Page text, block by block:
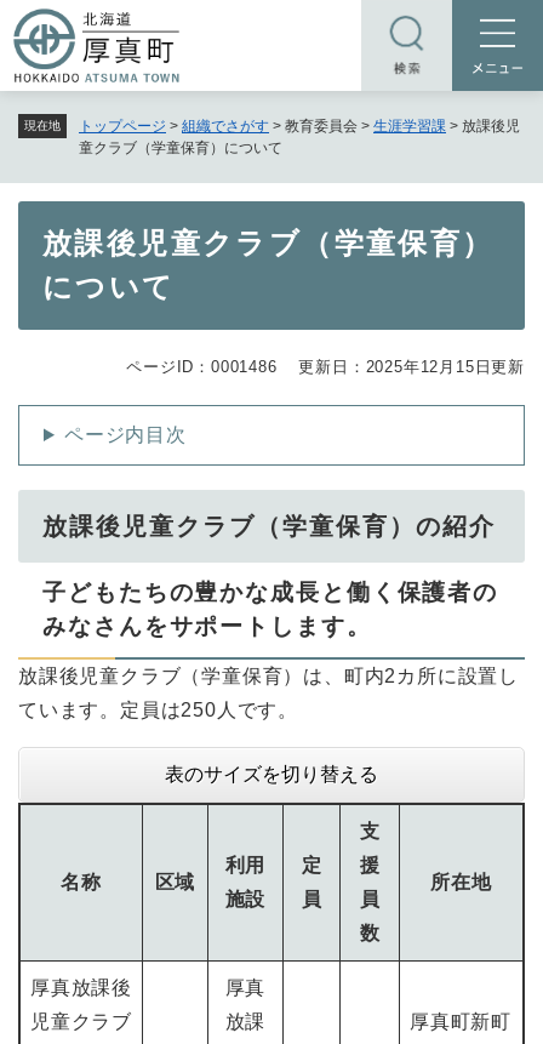
ー
ジ
で
現在地 トップページ > 組織でさがす > 教育委員会 > 生涯学習課 > 放課後児
童クラブ（学童保育）について
放課後児童クラブ（学童保育）
について
ページID：0001486 更新日：2025年12月15日更新
ページ内目次
放課後児童クラブ（学童保育）の紹介
子どもたちの豊かな成長と働く保護者の
みなさんをサポートします。
放課後児童クラブ（学童保育）は、町内2カ所に設置し
ています。定員は250人です。
表のサイズを切り替える
名称 区域
利用
施設
定
員
支
援
員
数
所在地
厚真放課後
児童クラブ
厚真
放課
厚真町新町